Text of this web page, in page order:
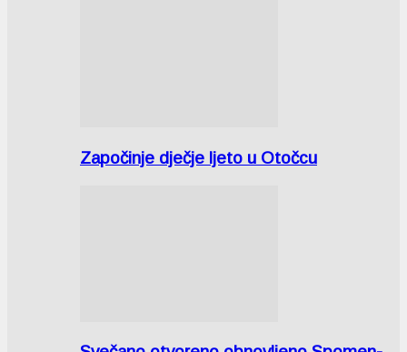
Započinje dječje ljeto u Otočcu